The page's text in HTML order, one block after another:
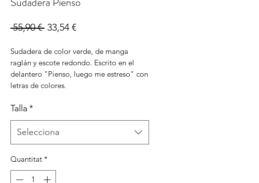
55,90 € Preu
33,54 €Preu
Sudadera de color verde, de manga
raglán y escote redondo. Escrito en el
delantero "Pienso, luego me estreso" con
letras de colores.
Talla *
Selecciona
Quantitat *